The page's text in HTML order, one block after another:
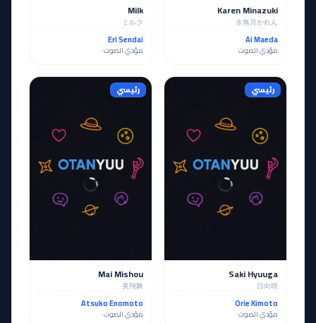
Karen Minazuki
水無月かれん
Ai Maeda
مؤدي الصوت
Milk
ミルク
Eri Sendai
مؤدي الصوت
رئيسي
Saki Hyuuga
日向咲
Orie Kimoto
مؤدي الصوت
رئيسي
Mai Mishou
美翔舞
Atsuko Enomoto
مؤدي الصوت